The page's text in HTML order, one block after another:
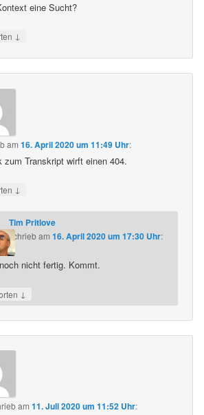
eine Sucht?
↓
am16. April 2020 um 11:49 Uhr:
zum Transkript wirft einen 404.
↓
Tim Pritlove
schriebam 16. April 2020 um 17:30 Uhr:
nicht fertig. Kommt.
↓
am11. Juli 2020 um 11:52 Uhr: